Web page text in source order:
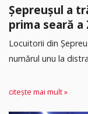
Șepreușul a
prima seară
Locuitorii din
numărul unu la
citește mai mult »